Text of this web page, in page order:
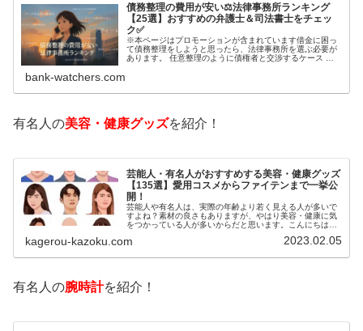
債務整理の費用が安い⚖️法律事務所ランキング
【25選】おすすめの弁護士＆司法書士をチェッ
ク✅
※本ページはプロモーションが含まれています借金に困っ
て債務整理をしようと思ったら、法律事務所を選ぶ必要が
あります。 任意整理のように債権者と交渉するケース 自
bank-watchers.com
有名人の美容・健康グッズを紹介！
芸能人・有名人がおすすめする美容・健康グッズ
【135選】愛用コスメからファイテンまで一挙公
開！
芸能人や有名人は、実際の年齢より若く見える人が多いで
すよね？素材の良さもありますが、やはり美容・健康に気
をつかっている人が多いからだと思います。こんにちは！
いるのでしょうか？今回は、芸能人…
kagerou-kazoku.com 2023.02.05
有名人の腕時計を紹介！